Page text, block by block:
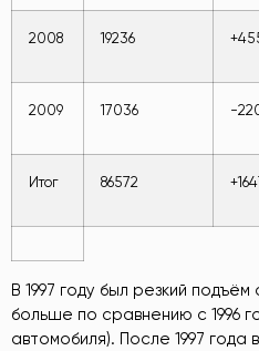
2008 19236
2009 17036 -
Итог 86572
В 1997 году был резкий
больше по сравнению с 1996
автомобиля). После 1997 года